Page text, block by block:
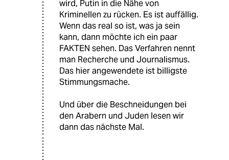
wird, Putin in die Nähe von
Kriminellen zu rücken. Es ist auffällig.
Wenn das real so ist, was ja sein
kann, dann möchte ich ein paar
FAKTEN sehen. Das Verfahren nennt
man Recherche und Journalismus.
Das hier angewendete ist billigste
Stimmungsmache.
Und über die Beschneidungen bei
den Arabern und Juden lesen wir
dann das nächste Mal.